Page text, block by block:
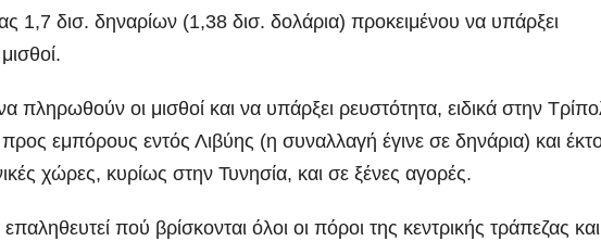
1,7 δισ. δηναρίων (1,38 δισ. δολάρια) προκειμένου να υπάρξει
πληρωθούν οι μισθοί και να υπάρξει ρευστότητα, ειδικά στην
εμπόρους εντός Λιβύης (η συναλλαγή έγινε σε δηνάρια) και
χώρες, κυρίως στην Τυνησία, και σε ξένες αγορές.
πού βρίσκονται όλοι οι πόροι της κεντρικής τράπεζας